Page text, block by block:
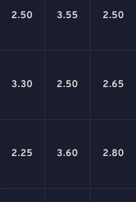
2.50 3.55 2.50
3.30 2.50 2.65
2.25 3.60 2.80